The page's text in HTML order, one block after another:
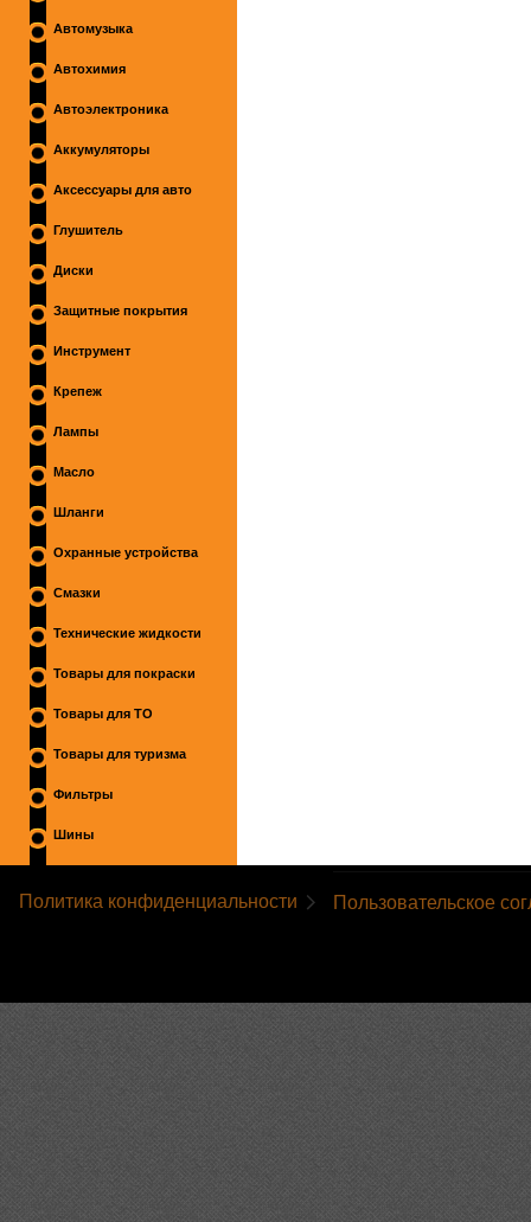
Автомузыка
Автохимия
Автоэлектроника
Аккумуляторы
Аксессуары для авто
Глушитель
Диски
Защитные покрытия
Инструмент
Крепеж
Лампы
Масло
Шланги
Охранные устройства
Смазки
Технические жидкости
Товары для покраски
Товары для ТО
Товары для туризма
Фильтры
Шины
Политика конфиденциальности Пользовательское